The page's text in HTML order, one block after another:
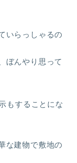
いらっしゃるの
ぼんやり思って
もすることにな
な建物で敷地の